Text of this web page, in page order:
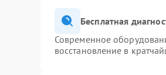
Бесплатная
Современное
восстановление в